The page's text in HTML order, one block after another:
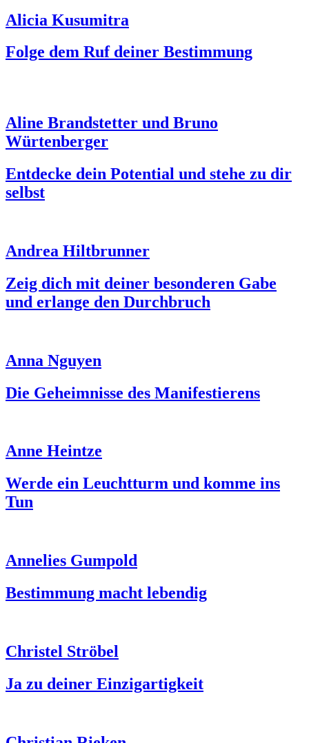
Alicia Kusumitra
Folge dem Ruf deiner Bestimmung
Aline Brandstetter und Bruno
Würtenberger
Entdecke dein Potential und stehe zu dir
selbst
Andrea Hiltbrunner
Zeig dich mit deiner besonderen Gabe
und erlange den Durchbruch
Anna Nguyen
Die Geheimnisse des Manifestierens
Anne Heintze
Werde ein Leuchtturm und komme ins
Tun
Annelies Gumpold
Bestimmung macht lebendig
Christel Ströbel
Ja zu deiner Einzigartigkeit